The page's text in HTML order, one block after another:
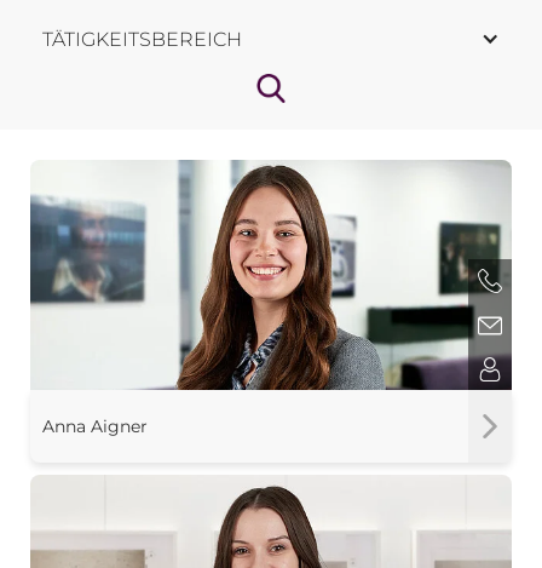
TÄTIGKEITSBEREICH
Anna Aigner